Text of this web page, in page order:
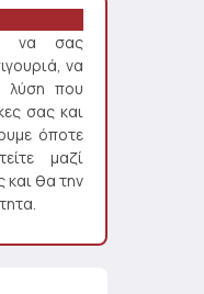
να σας
να
λύση που
σας και
όποτε
μαζί
και θα την